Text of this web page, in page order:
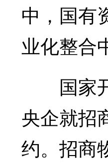
中，国有
业化整合
国家开
央企就招
约。招商